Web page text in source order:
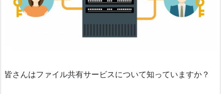
皆さんはファイル共有サービスについて知っていますか？